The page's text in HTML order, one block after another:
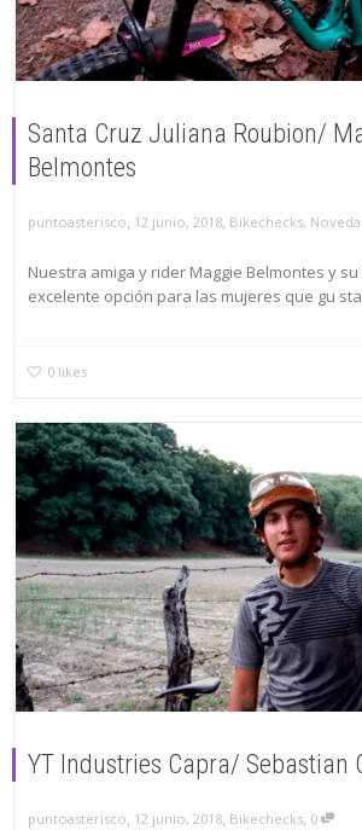
Santa Cruz Juliana Roubion/
Belmontes
puntoasterisco 12 junio, 2018 Bikechecks,
Nuestra amiga y rider Maggie Belmontes y su
excelente opción para las mujeres que gu
0 likes
YT Industries Capra/ Sebastian
puntoasterisco 12 junio, 2018 Bikechecks 0